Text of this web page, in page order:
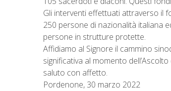
Gli interventi effettuati attraverso il
250 persone di nazionalità italiana
persone in strutture protette.
Affidiamo al Signore il cammino
significativa al momento
saluto con affetto.
Pordenone, 30 marzo 2022